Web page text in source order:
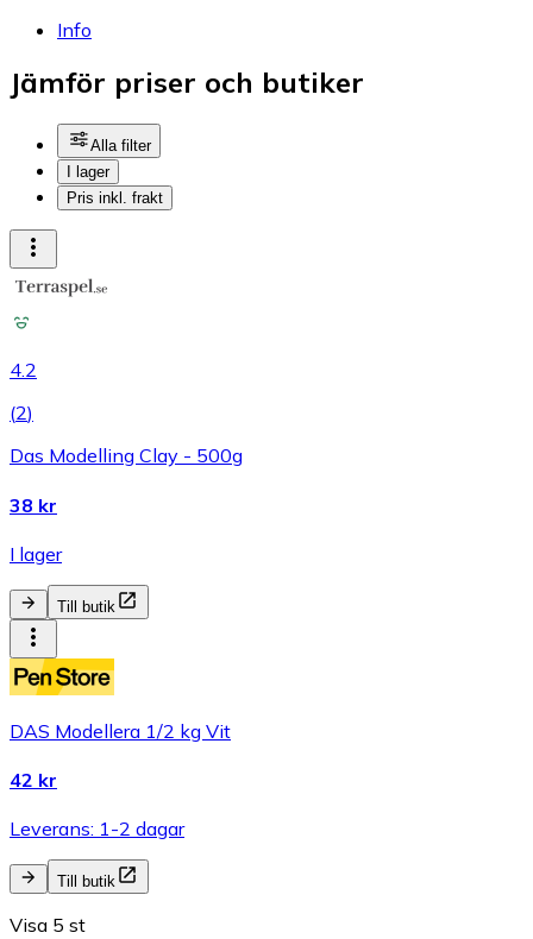
Info
Jämför priser och butiker
Alla filter
I lager
Pris inkl. frakt
4.2
(2)
Das Modelling Clay - 500g
38 kr
I lager
Till butik
DAS Modellera 1/2 kg Vit
42 kr
Leverans: 1-2 dagar
Till butik
Visa 5 st